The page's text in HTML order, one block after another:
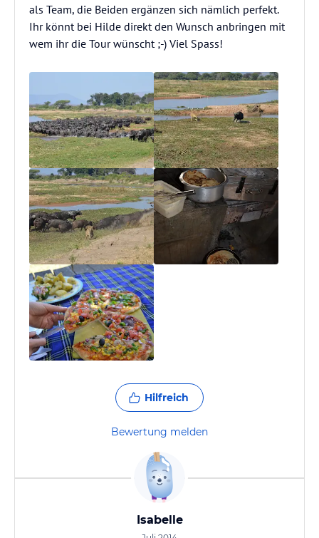
als Team, die Beiden ergänzen sich nämlich perfekt.
Ihr könnt bei Hilde direkt den Wunsch anbringen mit
wem ihr die Tour wünscht ;-) Viel Spass!
Hilfreich
Bewertung melden
Isabelle